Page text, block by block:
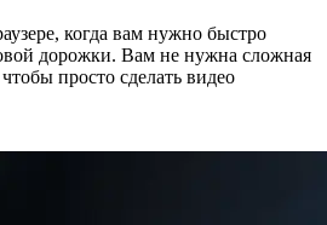
когда вам нужно быстро
дорожки. Вам не нужна сложная
просто сделать видео